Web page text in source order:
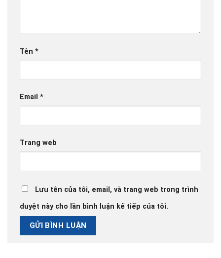
Tên *
Email *
Trang web
Lưu tên của tôi, email, và trang web trong trình
duyệt này cho lần bình luận kế tiếp của tôi.